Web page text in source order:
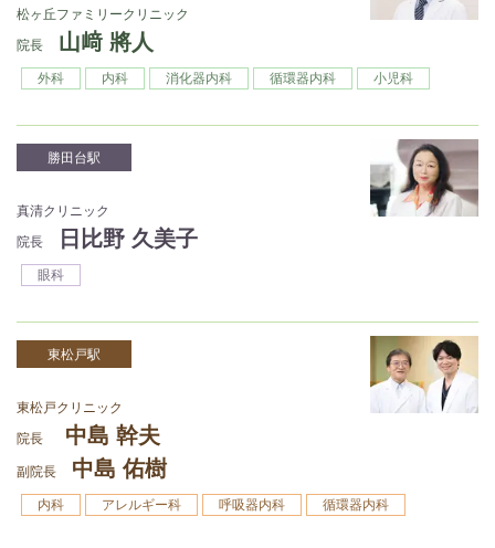
松ヶ丘ファミリークリニック
院長
山﨑 將人
外科 内科 消化器内科 循環器内科 小児科
勝田台駅
真清クリニック
院長
日比野 久美子
眼科
東松戸駅
東松戸クリニック
院長
中島 幹夫
副院長 中島 佑樹
内科 アレルギー科 呼吸器内科 循環器内科